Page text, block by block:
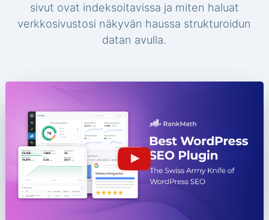
sivut ovat indeksoitavissa ja miten haluat
verkkosivustosi näkyvän haussa strukturoidun
datan avulla.